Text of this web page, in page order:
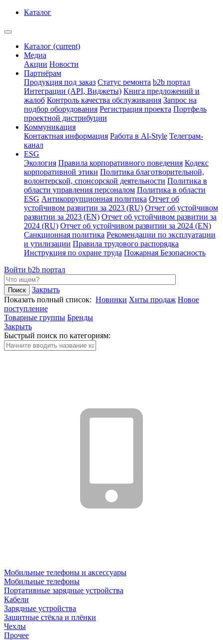
Каталог
Каталог (current)
Медиа
Акции Новости
Партнёрам
Продукция под заказ Статус ремонта b2b портал
Интеграции (API, Виджеты) Книга предложений и
жалоб Контроль качества обслуживания Запрос на
подбор оборудования Регистрация проекта Портфель
проектной дистрибуции
Коммуникация
Контактная информация Работа в Al-Style Телеграм-
канал
ESG
Экология Правила корпоративного поведения Кодекс
корпоративной этики Политика благотворительной,
волонтерской, спонсорской деятельности Политика в
области управления персоналом Политика в области
ESG Антикоррупционная политика Отчет об
устойчивом развитии за 2023 (RU) Отчет об устойчивом
развитии за 2023 (EN) Отчет об устойчивом развитии за
2024 (RU) Отчет об устойчивом развитии за 2024 (EN)
Санкционная политика Рекомендации по эксплуатации
и утилизации Правила трудового распорядка
Инструкция по охране труда Пожарная Безопасность
Войти b2b портал
Закрыть
Показать полный список: Новинки Хиты продаж Новое
поступление
Товарные группы Бренды
Закрыть
Быстрый поиск по категориям:
Мобильные телефоны и аксессуары
Мобильные телефоны
Портативные зарядные устройства
Кабели
Зарядные устройства
Защитные стёкла и плёнки
Чехлы
Прочее